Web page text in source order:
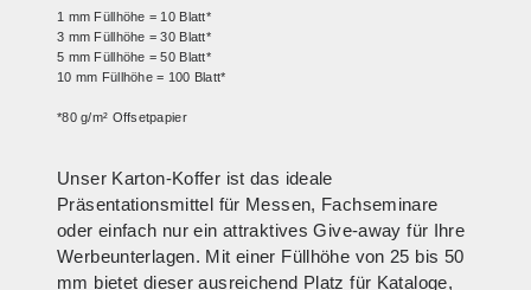
1 mm Füllhöhe = 10 Blatt*
3 mm Füllhöhe = 30 Blatt*
5 mm Füllhöhe = 50 Blatt*
10 mm Füllhöhe = 100 Blatt*
*80 g/m² Offsetpapier
Unser Karton-Koffer ist das ideale
Präsentationsmittel für Messen, Fachseminare
oder einfach nur ein attraktives Give-away für Ihre
Werbeunterlagen. Mit einer Füllhöhe von 25 bis 50
mm bietet dieser ausreichend Platz für Kataloge,